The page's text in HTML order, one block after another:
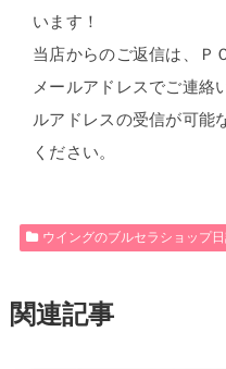
います！
当店からのご返信は、Ｐ
メールアドレスでご連絡
ルアドレスの受信が可能
ください。
ウイングのブルセラショップ
関連記事